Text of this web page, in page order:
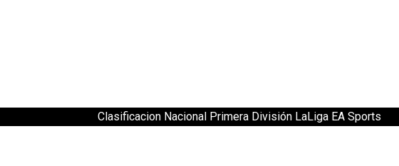
Clasificacion Nacional Primera División LaLiga EA Sports